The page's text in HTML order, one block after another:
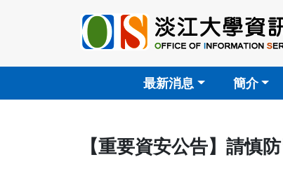
最新消息 簡介
【重要資安公告】請慎